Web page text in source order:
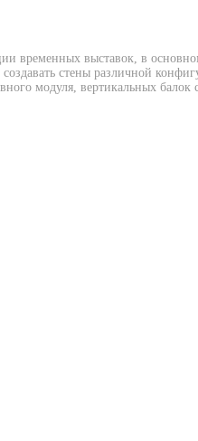
временных выставок, в
стены различной
модуля, вертикальных балок